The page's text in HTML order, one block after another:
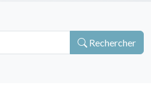
Rechercher